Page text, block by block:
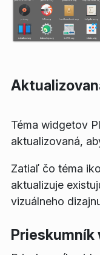
Téma widgetov
aktualizovaná,
Zatiaľ čo téma
aktualizuje
vizuálneho
Prieskumník